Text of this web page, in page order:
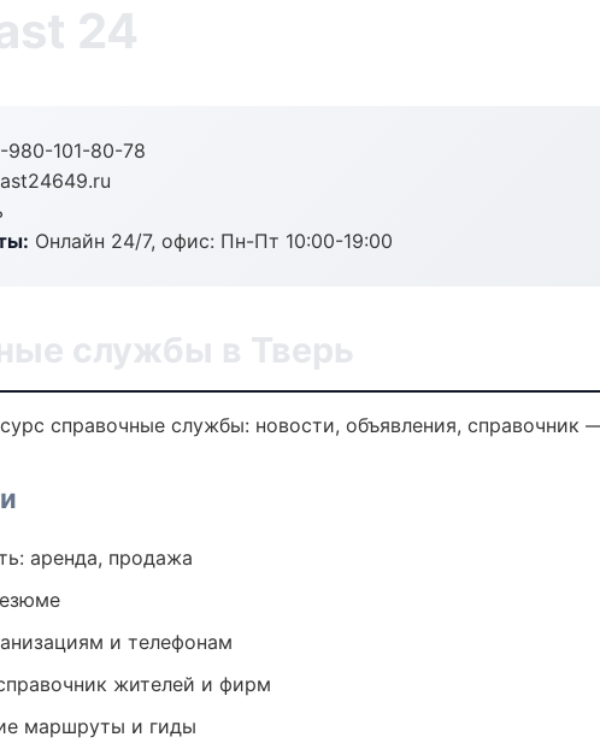
24
980-101-80-78
Онлайн 24/7, офис: Пн-Пт 10:00-19:00
службы в Тверь
справочные службы: новости, объявления, справочник
аренда, продажа
и телефонам
жителей и фирм
маршруты и гиды